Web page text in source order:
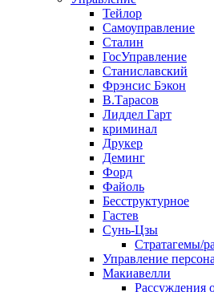
Тейлор
Самоуправление
Сталин
ГосУправление
Станиславский
Фрэнсис Бэкон
В.Тарасов
Лиддел Гарт
криминал
Друкер
Деминг
Форд
Файоль
Бесструктурное
Гастев
Сунь-Цзы
Стратагемы/
Управление
Макиавелли
Рассуждения